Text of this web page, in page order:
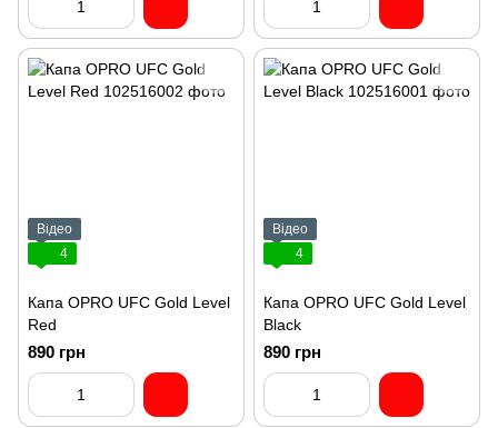
Відео
4
Капа OPRO UFC Gold Level
Red
890 грн
Відео
4
Капа OPRO UFC Gold Level
Black
890 грн